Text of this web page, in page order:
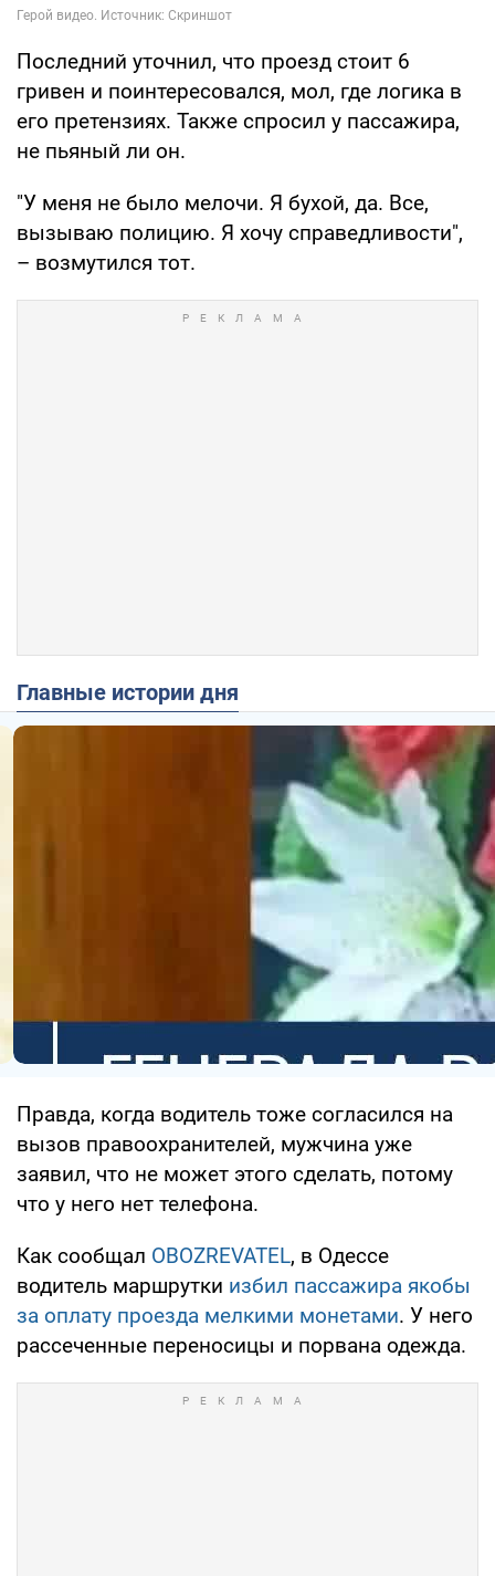
Последний уточнил, что проезд стоит 6
гривен и поинтересовался, мол, где логика в
его претензиях. Также спросил у пассажира,
не пьяный ли он.
"У меня не было мелочи. Я бухой, да. Все,
вызываю полицию. Я хочу справедливости",
– возмутился тот.
Главные истории дня
Правда, когда водитель тоже согласился на
вызов правоохранителей, мужчина уже
заявил, что не может этого сделать, потому
что у него нет телефона.
Как сообщал OBOZREVATEL, в Одессе
водитель маршрутки избил пассажира якобы
за оплату проезда мелкими монетами. У него
рассеченные переносицы и порвана одежда.